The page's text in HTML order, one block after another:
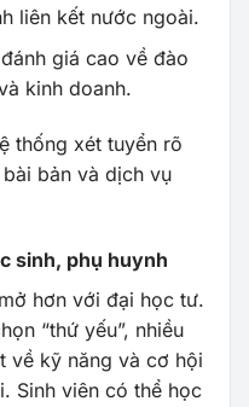
liên kết nước ngoài.
giá cao về đào
kinh doanh.
thống xét tuyển rõ
bản và dịch vụ
sinh, phụ huynh
hơn với đại học tư.
“thứ yếu”, nhiều
về kỹ năng và cơ hội
Sinh viên có thể học